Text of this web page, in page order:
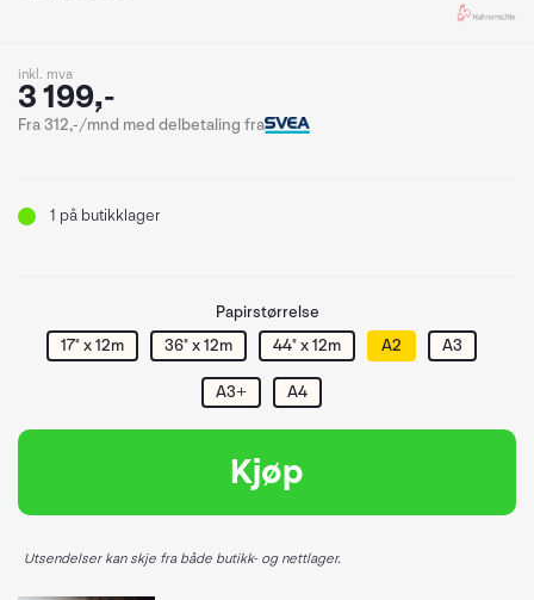
inkl. mva
3 199,-
Fra 312,-/mnd med delbetaling fra
1 på butikklager
Papirstørrelse
17" x 12m
36" x 12m 44" x 12m A2 A3
A3+ A4
Kjøp
Utsendelser kan skje fra både butikk- og nettlager.